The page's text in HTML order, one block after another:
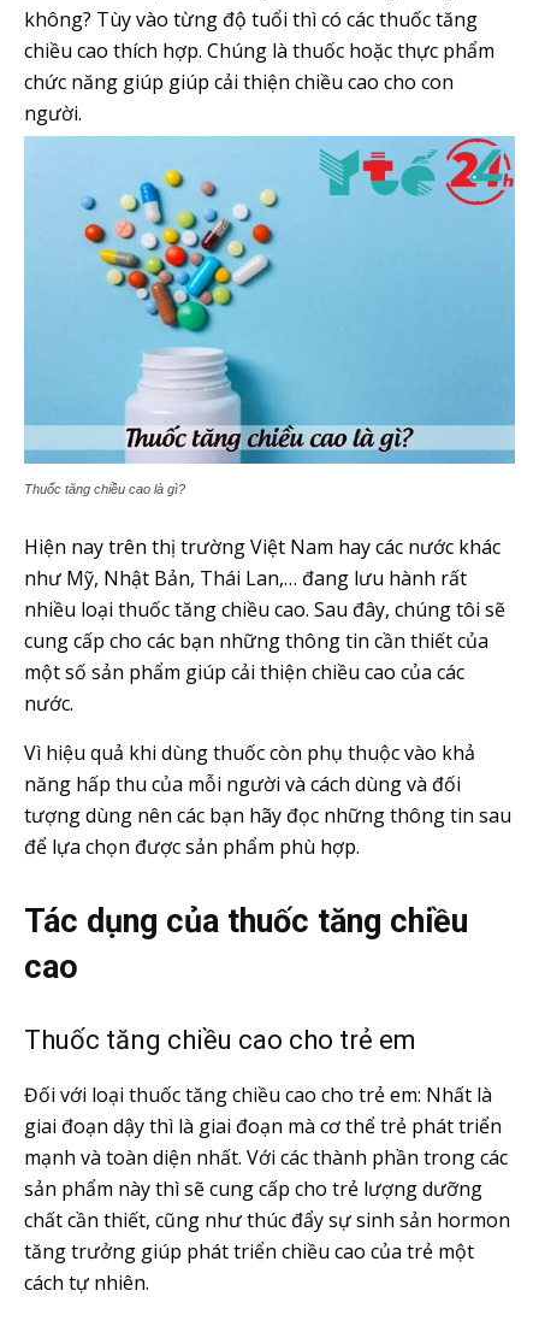
không? Tùy vào từng độ tuổi thì có các thuốc tăng
chiều cao thích hợp. Chúng là thuốc hoặc thực phẩm
chức năng giúp giúp cải thiện chiều cao cho con
người.
Thuốc tăng chiều cao là gì?
Hiện nay trên thị trường Việt Nam hay các nước khác
như Mỹ, Nhật Bản, Thái Lan,… đang lưu hành rất
nhiều loại thuốc tăng chiều cao. Sau đây, chúng tôi sẽ
cung cấp cho các bạn những thông tin cần thiết của
một số sản phẩm giúp cải thiện chiều cao của các
nước.
Vì hiệu quả khi dùng thuốc còn phụ thuộc vào khả
năng hấp thu của mỗi người và cách dùng và đối
tượng dùng nên các bạn hãy đọc những thông tin sau
để lựa chọn được sản phẩm phù hợp.
Tác dụng của thuốc tăng chiều
cao
Thuốc tăng chiều cao cho trẻ em
Đối với loại thuốc tăng chiều cao cho trẻ em: Nhất là
giai đoạn dậy thì là giai đoạn mà cơ thể trẻ phát triển
mạnh và toàn diện nhất. Với các thành phần trong các
sản phẩm này thì sẽ cung cấp cho trẻ lượng dưỡng
chất cần thiết, cũng như thúc đẩy sự sinh sản hormon
tăng trưởng giúp phát triển chiều cao của trẻ một
cách tự nhiên.